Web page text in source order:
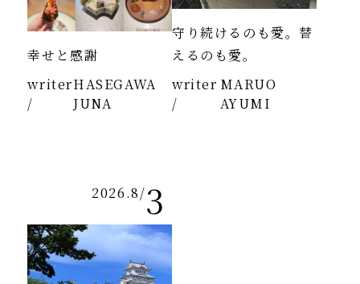
幸せと感謝
writer
/
HASEGAWA
JUNA
守り続けるのも愛。替
えるのも愛。
writer
/
MARUO
AYUMI
2026.8/3